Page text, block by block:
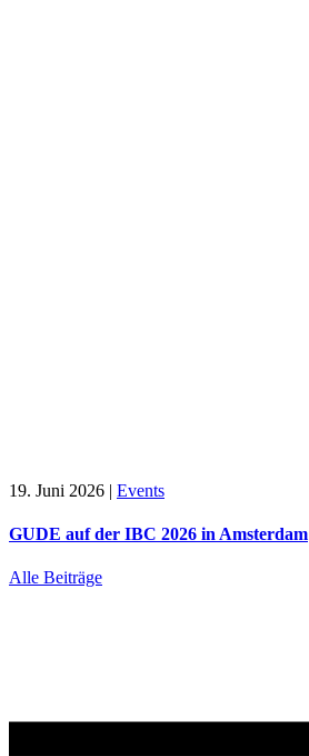
19. Juni 2026 | Events
GUDE auf der IBC 2026 in Amsterdam
Alle Beiträge